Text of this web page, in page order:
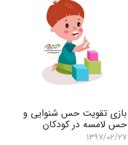
بازی تقویت حس شنوایی و
حس لامسه در کودکان
۱۳۹۷/۰۲/۲۷